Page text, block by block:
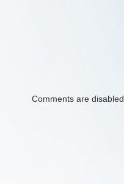
Comments are disabled